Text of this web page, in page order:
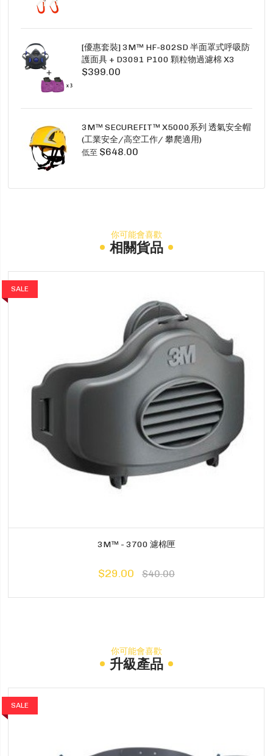
[優惠套裝] 3M™ HF-802SD 半面罩式呼吸防
護面具 + D3091 P100 顆粒物過濾棉 X3
SECURE CLICK HF-802SD HF-800SD 系列
$399.00
3M™ SECUREFIT™ X5000系列 透氣安全帽
(工業安全/高空工作/ 攀爬適用)
低至 $648.00
你可能會喜歡
相關貨品
SALE
3M™ - 3700 濾棉匣
$29.00 $40.00
你可能會喜歡
升級產品
SALE